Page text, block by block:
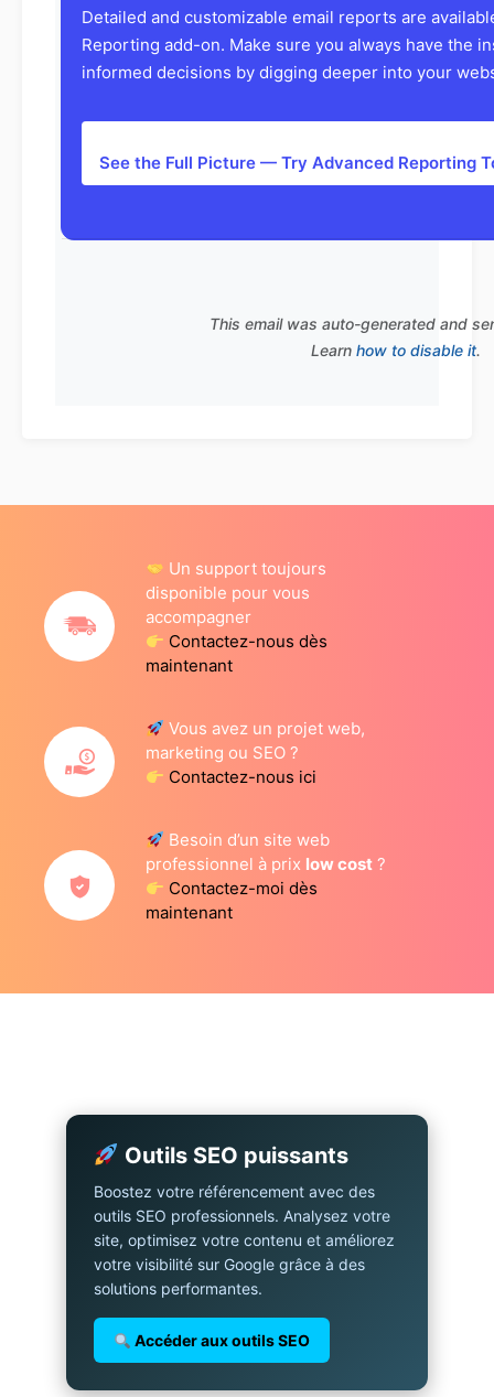
Detailed and customizable email reports are
Reporting add-on. Make sure you always have the
informed decisions by digging deeper into your
See the Full Picture — Try Advanced Reporting
This email was auto-generated and
Learn how to disable it.
Un support toujours
disponible pour vous
accompagner
Contactez-nous dès
maintenant
Vous avez un projet web,
marketing ou SEO ?
Contactez-nous ici
Besoin d’un site web
professionnel à prix low cost ?
Contactez-moi dès
maintenant
Outils SEO puissants
Boostez votre référencement avec des
outils SEO professionnels. Analysez votre
site, optimisez votre contenu et améliorez
votre visibilité sur Google grâce à des
solutions performantes.
Accéder aux outils SEO